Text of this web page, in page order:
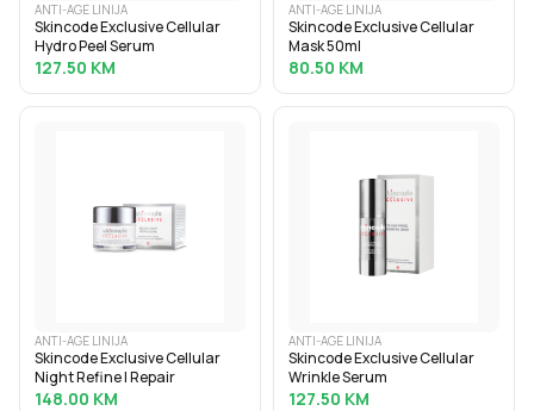
ANTI-AGE LINIJA
Skincode Exclusive Cellular
Hydro Peel Serum
127.50 KM
ANTI-AGE LINIJA
Skincode Exclusive Cellular
Mask 50ml
80.50 KM
ANTI-AGE LINIJA
Skincode Exclusive Cellular
Night Refine I Repair
148.00 KM
ANTI-AGE LINIJA
Skincode Exclusive Cellular
Wrinkle Serum
127.50 KM